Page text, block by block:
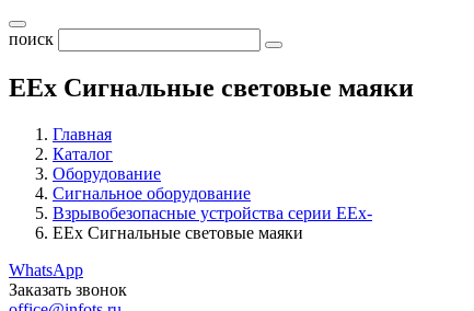
поиск
EEx Сигнальные световые маяки
Главная
Каталог
Оборудование
Cигнальное оборудование
Взрывобезопасные устройства серии EEx-
EEx Сигнальные световые маяки
WhatsApp
Заказать звонок